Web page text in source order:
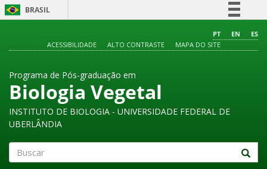
BRASIL
Comunica BR
Acesso à informação
PT EN
ES
ACESSIBILIDADE
ALTO CONTRASTE MAPA DO SITE
Programa de Pós-graduação em
Biologia Vegetal
INSTITUTO DE BIOLOGIA - UNIVERSIDADE FEDERAL DE
UBERLÂNDIA